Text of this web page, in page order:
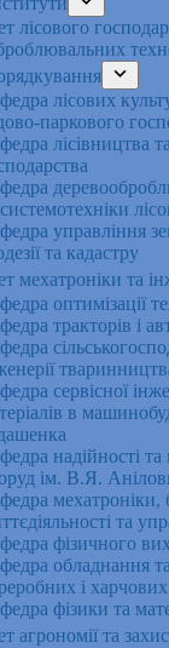
лісового
лісових
паркового
лісівництва
управління
та кадастру
мехатроніки та
оптимізації
тракторів і
cервісної
в
надійності
ім. В.Я.
мехатроніки,
та
фізичного
обладнання
і
фізики та
агрономії та